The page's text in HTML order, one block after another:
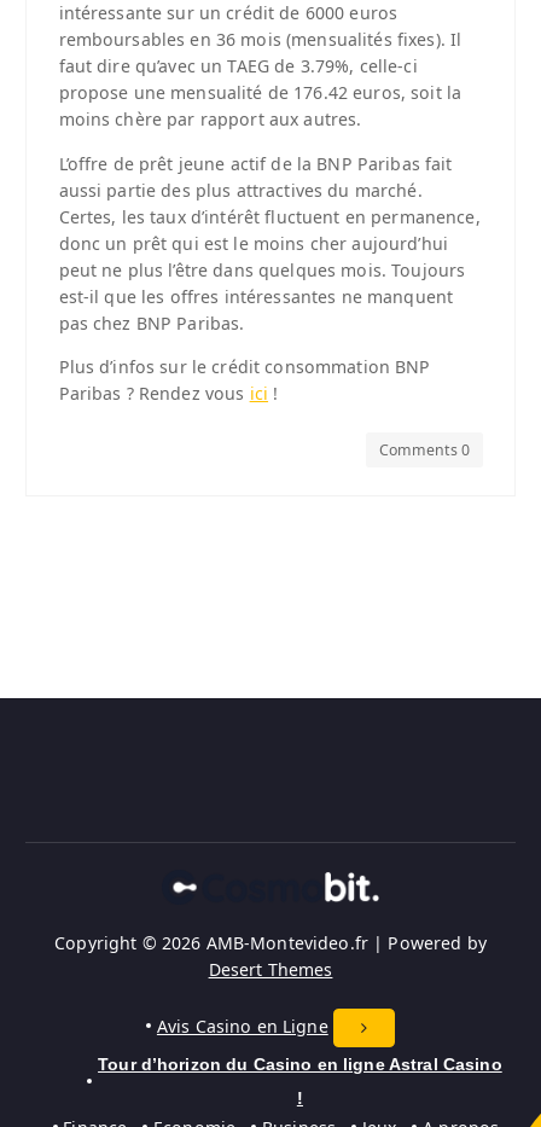
intéressante sur un crédit de 6000 euros
remboursables en 36 mois (mensualités fixes). Il
faut dire qu’avec un TAEG de 3.79%, celle-ci
propose une mensualité de 176.42 euros, soit la
moins chère par rapport aux autres.
L’offre de prêt jeune actif de la BNP Paribas fait
aussi partie des plus attractives du marché.
Certes, les taux d’intérêt fluctuent en permanence,
donc un prêt qui est le moins cher aujourd’hui
peut ne plus l’être dans quelques mois. Toujours
est-il que les offres intéressantes ne manquent
pas chez BNP Paribas.
Plus d’infos sur le crédit consommation BNP
Paribas ? Rendez vous ici !
Comments 0
Copyright © 2026 AMB-Montevideo.fr | Powered by
Desert Themes
Avis Casino en Ligne
Tour d’horizon du Casino en ligne Astral Casino
!